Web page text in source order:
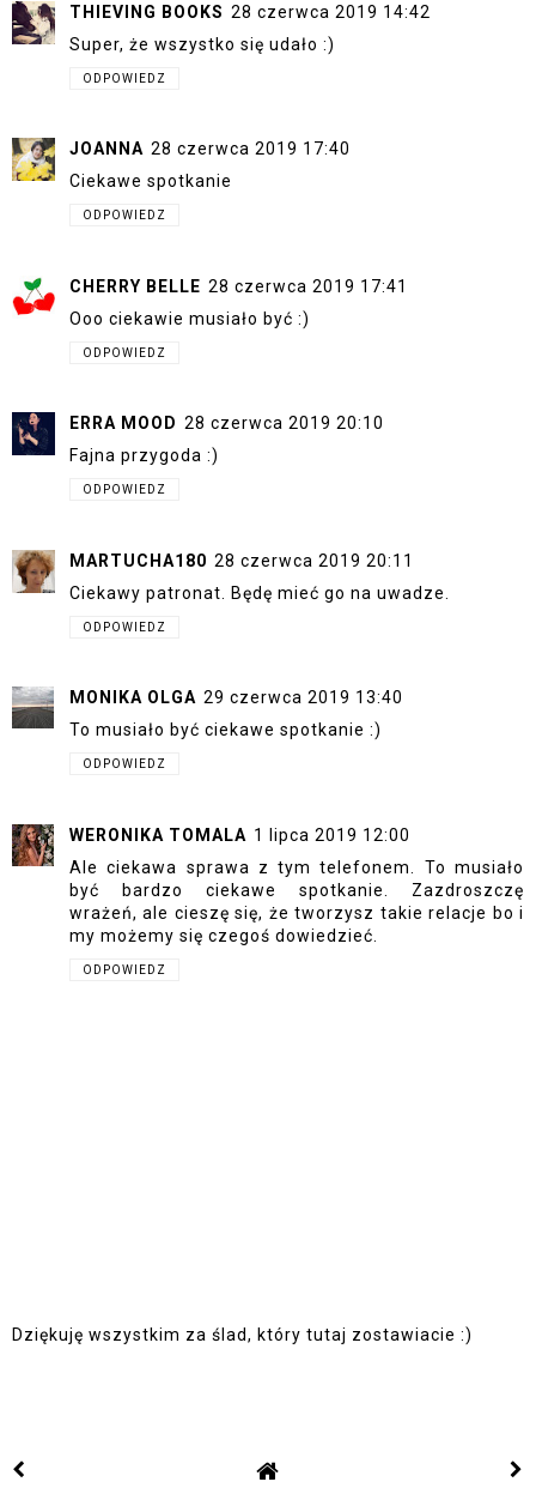
THIEVING BOOKS 28 czerwca 2019 14:42
Super, że wszystko się udało :)
ODPOWIEDZ
JOANNA 28 czerwca 2019 17:40
Ciekawe spotkanie
ODPOWIEDZ
CHERRY BELLE 28 czerwca 2019 17:41
Ooo ciekawie musiało być :)
ODPOWIEDZ
ERRA MOOD 28 czerwca 2019 20:10
Fajna przygoda :)
ODPOWIEDZ
MARTUCHA180 28 czerwca 2019 20:11
Ciekawy patronat. Będę mieć go na uwadze.
ODPOWIEDZ
MONIKA OLGA 29 czerwca 2019 13:40
To musiało być ciekawe spotkanie :)
ODPOWIEDZ
WERONIKA TOMALA 1 lipca 2019 12:00
Ale ciekawa sprawa z tym telefonem. To musiało
być bardzo ciekawe spotkanie. Zazdroszczę
wrażeń, ale cieszę się, że tworzysz takie relacje bo i
my możemy się czegoś dowiedzieć.
ODPOWIEDZ
Dziękuję wszystkim za ślad, który tutaj zostawiacie :)